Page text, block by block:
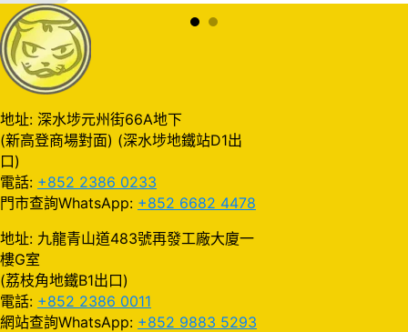
地址: 深水埗元州街66A地下
(新高登商場對面) (深水埗地鐵站D1出
口)
電話: +852 2386 0233
門市查詢WhatsApp: +852 6682 4478
地址: 九龍青山道483號再發工廠大廈一
樓G室
(荔枝角地鐵B1出口)
電話: +852 2386 0011
網站查詢WhatsApp: +852 9883 5293